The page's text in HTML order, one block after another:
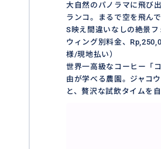
大自然のパノラマに飛び
ランコ。まるで空を飛ん
S映え間違いなしの絶景
ウィング別料金、
様/現地払い）
世界一高級なコーヒー「
由が学べる農園。ジャコ
と、贅沢な試飲タイムを